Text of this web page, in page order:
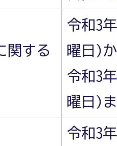
関する
令和3
曜日)
令和3
曜日)
令和3